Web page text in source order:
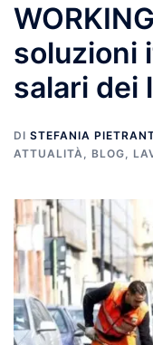
soluzioni
salari dei
DI STEFANIA
ATTUALITÀ, BLOG,